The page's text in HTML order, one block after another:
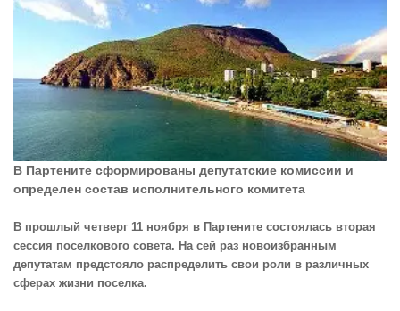
В Партените сформированы депутатские комиссии и
определен состав исполнительного комитета
В прошлый четверг 11 ноября в Партените состоялась вторая
сессия поселкового совета. На сей раз новоизбранным
депутатам предстояло распределить свои роли в различных
сферах жизни поселка.